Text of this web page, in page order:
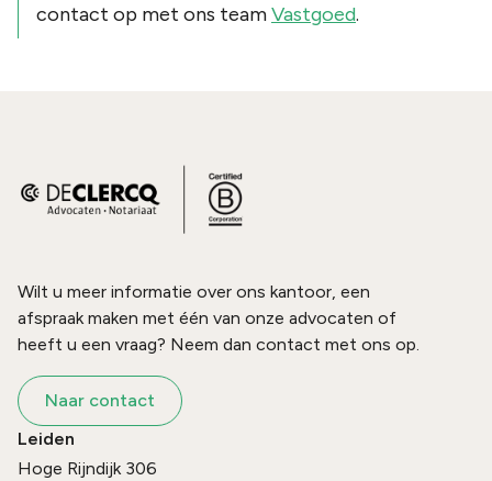
contact op met ons teamVastgoed.
Wilt u meer informatie over ons kantoor, een
afspraak maken met één van onze advocaten of
heeft u een vraag? Neem dan contact met ons op.
Naar contact
Leiden
Hoge Rijndijk 306